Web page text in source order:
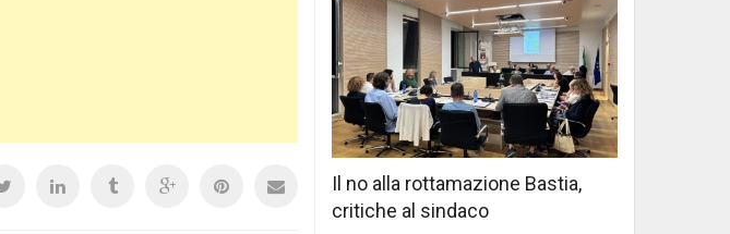
Il no alla rottamazione Bastia,
critiche al sindaco